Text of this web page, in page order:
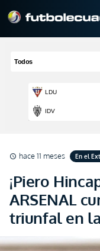
schedule hace 11 meses En el
¡Piero
ARSENAL
triunfal en